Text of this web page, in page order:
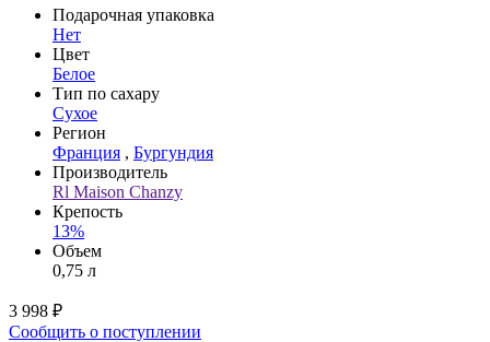
Подарочная упаковка
Нет
Цвет
Белое
Тип по сахару
Сухое
Регион
Франция , Бургундия
Производитель
Rl Maison Chanzy
Крепость
13%
Объем
0,75 л
3 998 ₽
Сообщить о поступлении